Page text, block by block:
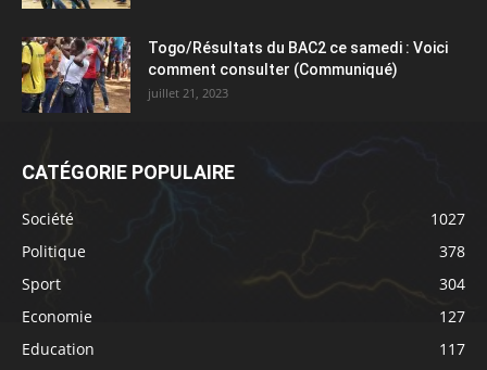
Togo/Résultats du BAC2 ce samedi : Voici
comment consulter (Communiqué)
juillet 21, 2023
CATÉGORIE POPULAIRE
Société
1027
Politique
378
Sport
304
Economie
127
Education
117